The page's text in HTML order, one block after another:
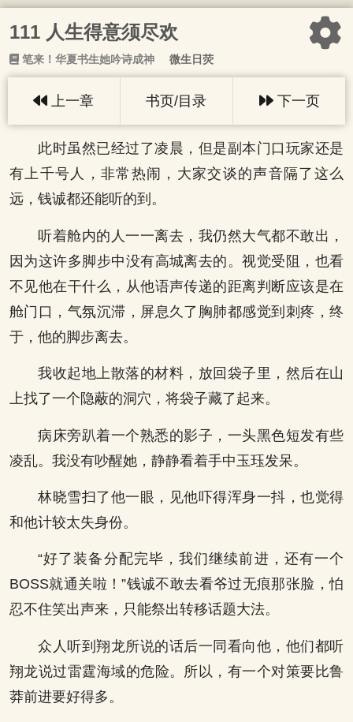
111 人生得意须尽欢
笔来！华夏书生她吟诗成神 微生日荧
上一章 书页/目录 下一页
此时虽然已经过了凌晨，但是副本门口玩家还是
有上千号人，非常热闹，大家交谈的声音隔了这么
远，钱诚都还能听的到。
听着舱内的人一一离去，我仍然大气都不敢出，
因为这许多脚步中没有高城离去的。视觉受阻，也看
不见他在干什么，从他语声传递的距离判断应该是在
舱门口，气氛沉滞，屏息久了胸肺都感觉到刺疼，终
于，他的脚步离去。
我收起地上散落的材料，放回袋子里，然后在山
上找了一个隐蔽的洞穴，将袋子藏了起来。
病床旁趴着一个熟悉的影子，一头黑色短发有些
凌乱。我没有吵醒她，静静看着手中玉珏发呆。
林晓雪扫了他一眼，见他吓得浑身一抖，也觉得
和他计较太失身份。
“好了装备分配完毕，我们继续前进，还有一个
BOSS就通关啦！”钱诚不敢去看爷过无痕那张脸，怕
忍不住笑出声来，只能祭出转移话题大法。
众人听到翔龙所说的话后一同看向他，他们都听
翔龙说过雷霆海域的危险。所以，有一个对策要比鲁
莽前进要好得多。